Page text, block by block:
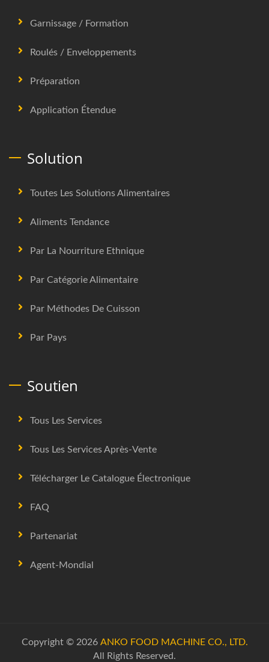
Garnissage / Formation
Roulés / Enveloppements
Préparation
Application Étendue
Solution
Toutes Les Solutions Alimentaires
Aliments Tendance
Par La Nourriture Ethnique
Par Catégorie Alimentaire
Par Méthodes De Cuisson
Par Pays
Soutien
Tous Les Services
Tous Les Services Après-Vente
Télécharger Le Catalogue Électronique
FAQ
Partenariat
Agent-Mondial
Copyright © 2026 ANKO FOOD MACHINE CO., LTD.
All Rights Reserved.